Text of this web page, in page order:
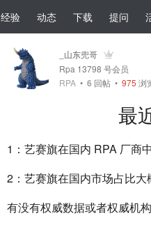
经验 动态 下载 提问
_山东兜哥
Rpa 13798 号会员
RPA • 6 回帖 • 975 浏
最
1：艺赛旗在国内 RPA 厂商
2：艺赛旗在国内市场占比大
有没有权威数据或者权威机